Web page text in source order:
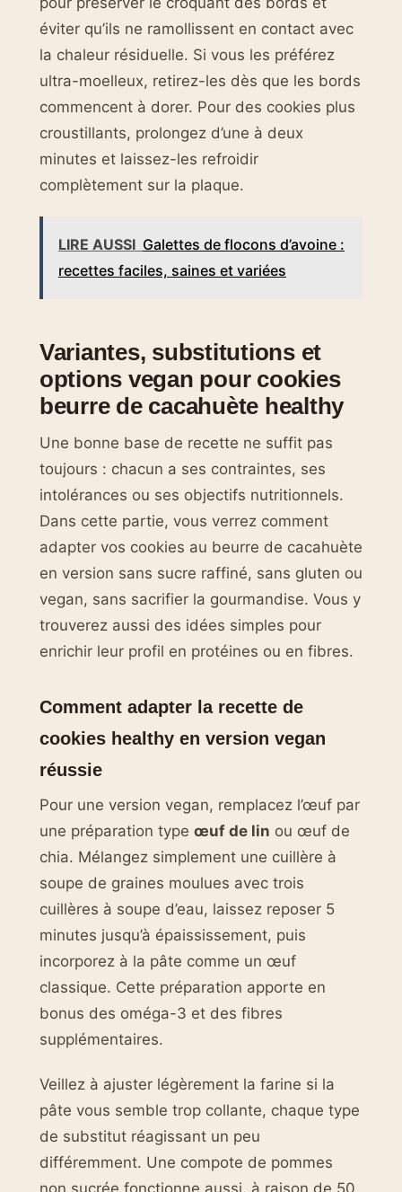
éviter qu’ils ne ramollissent en contact avec
la chaleur résiduelle. Si vous les préférez
ultra-moelleux, retirez-les dès que les bords
commencent à dorer. Pour des cookies plus
croustillants, prolongez d’une à deux
minutes et laissez-les refroidir
complètement sur la plaque.
LIRE AUSSI Galettes de flocons d’avoine :
recettes faciles, saines et variées
Variantes, substitutions et
options vegan pour cookies
beurre de cacahuète healthy
Une bonne base de recette ne suffit pas
toujours : chacun a ses contraintes, ses
intolérances ou ses objectifs nutritionnels.
Dans cette partie, vous verrez comment
adapter vos cookies au beurre de cacahuète
en version sans sucre raffiné, sans gluten ou
vegan, sans sacrifier la gourmandise. Vous y
trouverez aussi des idées simples pour
enrichir leur profil en protéines ou en fibres.
Comment adapter la recette de
cookies healthy en version vegan
réussie
Pour une version vegan, remplacez l’œuf par
une préparation type œuf de lin ou œuf de
chia. Mélangez simplement une cuillère à
soupe de graines moulues avec trois
cuillères à soupe d’eau, laissez reposer 5
minutes jusqu’à épaississement, puis
incorporez à la pâte comme un œuf
classique. Cette préparation apporte en
bonus des oméga-3 et des fibres
supplémentaires.
Veillez à ajuster légèrement la farine si la
pâte vous semble trop collante, chaque type
de substitut réagissant un peu
différemment. Une compote de pommes
non sucrée fonctionne aussi, à raison de 50